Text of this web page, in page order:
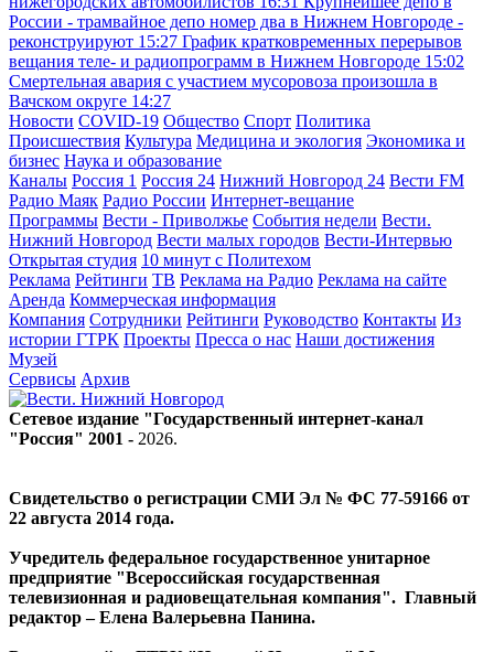
России - трамвайное депо номер два в Нижнем Новгороде -
реконструируют 15:27 График кратковременных перерывов
вещания теле- и радиопрограмм в Нижнем Новгороде 15:02
Смертельная авария с участием мусоровоза произошла в
Вачском округе 14:27
Новости COVID-19 Общество Спорт Политика
Происшествия Культура Медицина и экология Экономика и
бизнес Наука и образование
Каналы Россия 1 Россия 24 Нижний Новгород 24 Вести FM
Радио Маяк Радио России Интернет-вещание
Программы Вести - Приволжье События недели Вести.
Нижний Новгород Вести малых городов Вести-Интервью
Открытая студия 10 минут с Политехом
Реклама Рейтинги ТВ Реклама на Радио Реклама на сайте
Аренда Коммерческая информация
Компания Сотрудники Рейтинги Руководство Контакты Из
истории ГТРК Проекты Пресса о нас Наши достижения
Музей
Сервисы Архив
Сетевое издание "Государственный интернет-канал
"Россия" 2001 - 2026.
Свидетельство о регистрации СМИ Эл № ФС 77-59166 от
22 августа 2014 года.
Учредитель федеральное государственное унитарное
предприятие "Всероссийская государственная
телевизионная и радиовещательная компания". Главный
редактор – Елена Валерьевна Панина.